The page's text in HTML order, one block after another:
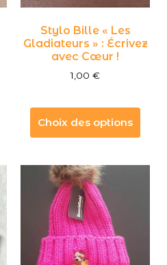
Stylo Bille « Les
Gladiateurs » : Écrivez
avec Cœur !
1,00 €
Choix des options